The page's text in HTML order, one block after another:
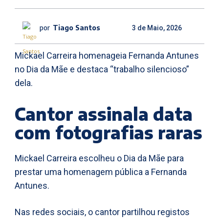
por Tiago Santos 3 de Maio, 2026
Mickael Carreira homenageia Fernanda Antunes
no Dia da Mãe e destaca “trabalho silencioso”
dela.
Cantor assinala data
com fotografias raras
Mickael Carreira escolheu o Dia da Mãe para
prestar uma homenagem pública a Fernanda
Antunes.
Nas redes sociais, o cantor partilhou registos